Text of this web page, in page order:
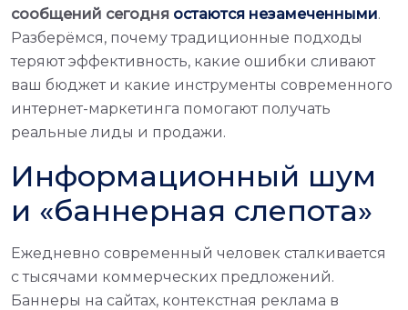
сообщений сегодня остаются незамеченными.
Разберёмся, почему традиционные подходы
теряют эффективность, какие ошибки сливают
ваш бюджет и какие инструменты современного
интернет-маркетинга помогают получать
реальные лиды и продажи.
Информационный шум
и «баннерная слепота»
Ежедневно современный человек сталкивается
с тысячами коммерческих предложений.
Баннеры на сайтах, контекстная реклама в